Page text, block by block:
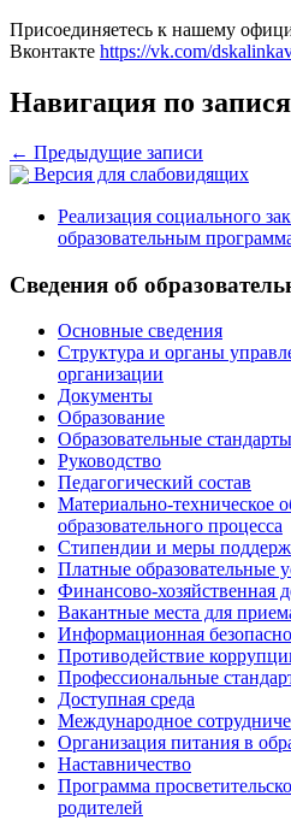
Присоединяетесь к нашему
Вконтакте https://vk.com/
Навигация по
← Предыдущие записи
Версия для слабовидящих
Реализация социального
образовательным
Сведения об
Основные сведения
Структура и органы
организации
Документы
Образование
Образовательные
Руководство
Педагогический состав
Материально-техническое
образовательного процесса
Стипендии и меры
Платные образовательные
Финансово-хозяйственная
Вакантные места для
Информационная
Противодействие
Профессиональные
Доступная среда
Международное
Организация питания в
Наставничество
Программа
родителей